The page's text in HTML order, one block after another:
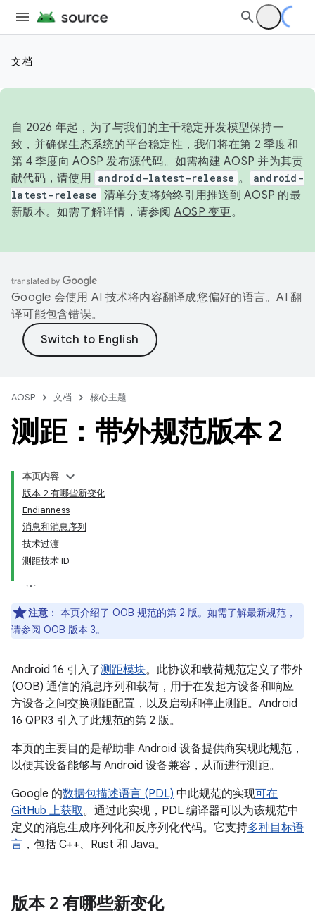
文档
自 2026 年起，为了与我们的主干稳定开发模型保持一
致，并确保生态系统的平台稳定性，我们将在第 2 季度和
第 4 季度向 AOSP 发布源代码。如需构建 AOSP 并为其贡
献代码，请使用 android-latest-release 。
android-
latest-release 清单分支将始终引用推送到 AOSP 的最
新版本。如需了解详情，请参阅 AOSP 变更。
Google 会使用 AI 技术将内容翻译成您偏好的语言。AI 翻
译可能包含错误。
AOSP 文档 核心主题
测距：带外规范版本 2
本页内容
版本 2 有哪些新变化
Endianness
消息和消息序列
技术过渡
测距技术 ID
注意 ： 本页介绍了 OOB 规范的第 2 版。如需了解最新规范，
请参阅 OOB 版本 3。
Android 16 引入了测距模块。此协议和载荷规范定义了带外
(OOB) 通信的消息序列和载荷，用于在发起方设备和响应
方设备之间交换测距配置，以及启动和停止测距。Android
16 QPR3 引入了此规范的第 2 版。
本页的主要目的是帮助非 Android 设备提供商实现此规范，
以便其设备能够与 Android 设备兼容，从而进行测距。
Google 的数据包描述语言 (PDL) 中此规范的实现可在
GitHub 上获取。通过此实现，PDL 编译器可以为该规范中
定义的消息生成序列化和反序列化代码。它支持多种目标语
言 ，包括 C++、Rust 和 Java。
版本 2 有哪些新变化